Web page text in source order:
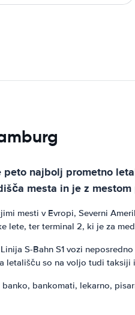
najbolj prometno
mesta in je z
mesti v Evropi, Severni
lete, ter terminal 2, ki je za
S-Bahn S1 vozi
so na voljo tudi taksiji
bankomati, lekarno,